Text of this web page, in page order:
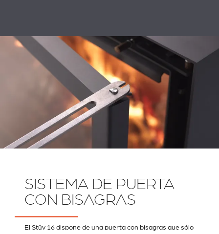
SISTEMA DE PUERTA
CON BISAGRAS
El Stûv 16 dispone de una puerta con bisagras que sólo